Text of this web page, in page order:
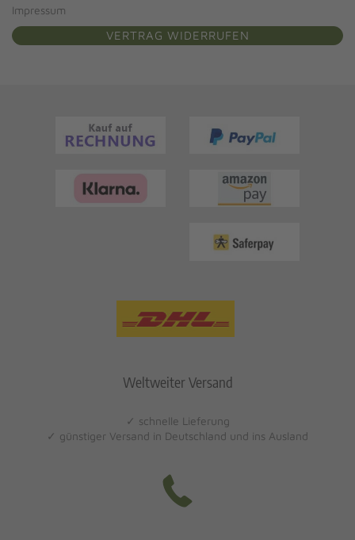
Impressum
VERTRAG WIDERRUFEN
Weltweiter Versand
✓ schnelle Lieferung
✓ günstiger Versand in Deutschland und ins Ausland